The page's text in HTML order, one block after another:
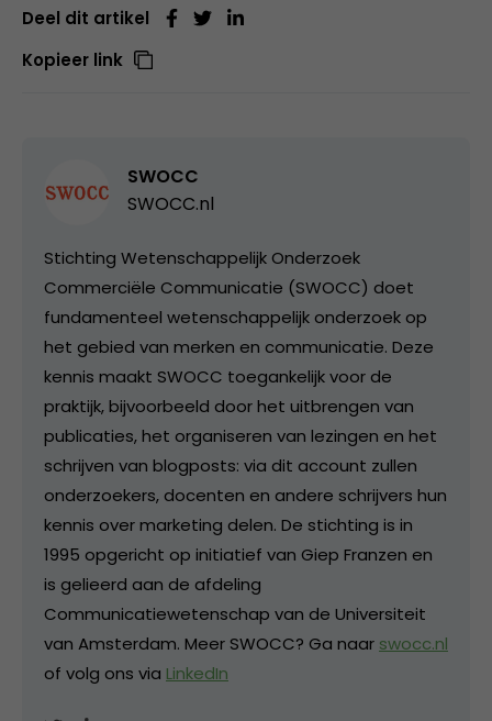
Deel dit artikel
Kopieer link
SWOCC
SWOCC.nl
Stichting Wetenschappelijk Onderzoek
Commerciële Communicatie (SWOCC) doet
fundamenteel wetenschappelijk onderzoek op
het gebied van merken en communicatie. Deze
kennis maakt SWOCC toegankelijk voor de
praktijk, bijvoorbeeld door het uitbrengen van
publicaties, het organiseren van lezingen en het
schrijven van blogposts: via dit account zullen
onderzoekers, docenten en andere schrijvers hun
kennis over marketing delen. De stichting is in
1995 opgericht op initiatief van Giep Franzen en
is gelieerd aan de afdeling
Communicatiewetenschap van de Universiteit
van Amsterdam. Meer SWOCC? Ga naar swocc.nl
of volg ons via LinkedIn